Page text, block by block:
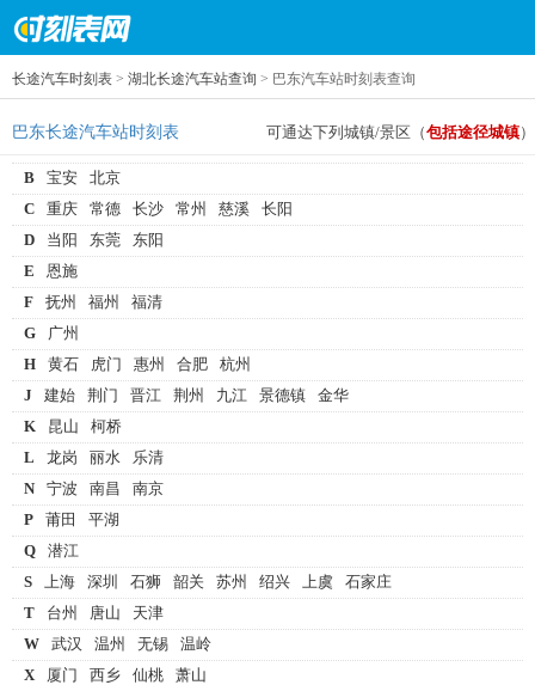
长途汽车时刻表 > 湖北长途汽车站查询 > 巴东汽车站时刻表查询
巴东长途汽车站时刻表 可通达下列城镇/景区（包括途径城镇）
B 宝安
北京
C
重庆 常德 长沙 常州 慈溪
长阳
D
当阳 东莞
东阳
E
恩施
F
抚州 福州
福清
G
广州
H
黄石 虎门 惠州 合肥
杭州
J
建始 荆门 晋江 荆州 九江 景德镇
金华
K
昆山
柯桥
L
龙岗 丽水
乐清
N
宁波 南昌
南京
P
莆田
平湖
Q
潜江
S
上海 深圳 石狮 韶关 苏州 绍兴 上虞
石家庄
T
台州 唐山
天津
W
武汉 温州 无锡
温岭
X
厦门 西乡 仙桃
萧山